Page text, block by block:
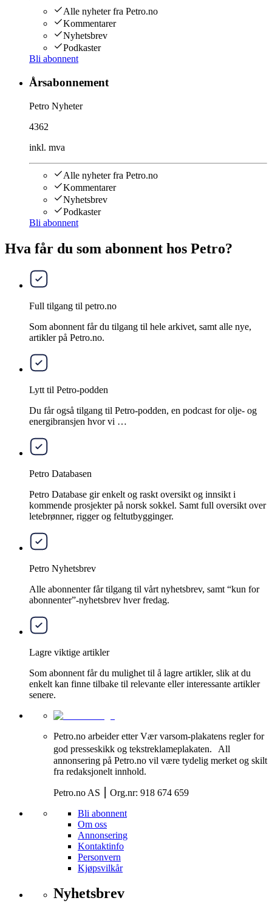
Alle nyheter fra Petro.no
Kommentarer
Nyhetsbrev
Podkaster
Bli abonnent
Årsabonnement
Petro Nyheter
4362
inkl. mva
Alle nyheter fra Petro.no
Kommentarer
Nyhetsbrev
Podkaster
Bli abonnent
Hva får du som abonnent hos Petro?
Full tilgang til petro.no
Som abonnent får du tilgang til hele arkivet, samt alle nye,
artikler på Petro.no.
Lytt til Petro-podden
Du får også tilgang til Petro-podden, en podcast for olje- og
energibransjen hvor vi …
Petro Databasen
Petro Database gir enkelt og raskt oversikt og innsikt i
kommende prosjekter på norsk sokkel. Samt full oversikt over
letebrønner, rigger og feltutbygginger.
Petro Nyhetsbrev
Alle abonnenter får tilgang til vårt nyhetsbrev, samt “kun for
abonnenter”-nyhetsbrev hver fredag.
Lagre viktige artikler
Som abonnent får du mulighet til å lagre artikler, slik at du
enkelt kan finne tilbake til relevante eller interessante artikler
senere.
Petro.no arbeider etter Vær varsom-plakatens regler for
god presseskikk og tekstreklameplakaten. All
annonsering på Petro.no vil være tydelig merket og skilt
fra redaksjonelt innhold.
Petro.no AS ⎮ Org.nr: 918 674 659
Bli abonnent
Om oss
Annonsering
Kontaktinfo
Personvern
Kjøpsvilkår
Nyhetsbrev